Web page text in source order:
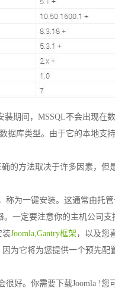
装期间，MSSQL不会出现在
据库类型。由于它的本地支
的方法取决于许多因素，但
称为一键安装。这通常由托
一定要注意你的主机公司支
装Joomla,Gantry框架 ，以及您
为它将为您提供一个预先
很好。你需要下载Joomla !